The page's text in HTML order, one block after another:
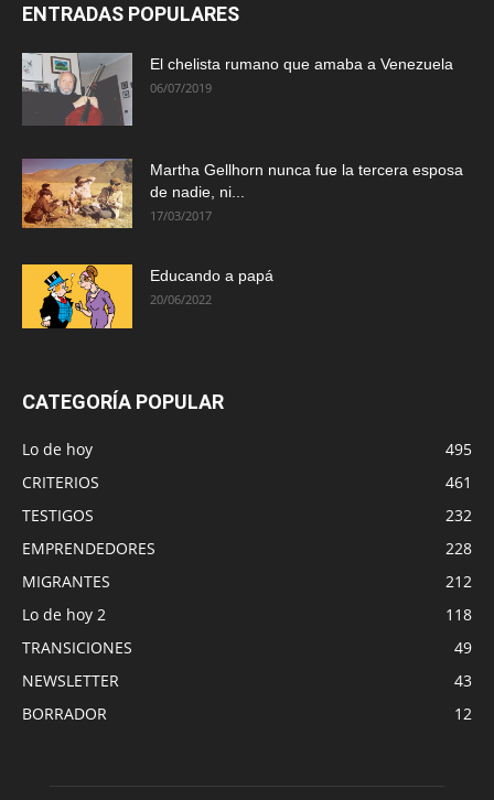
ENTRADAS POPULARES
El chelista rumano que amaba a Venezuela
06/07/2019
Martha Gellhorn nunca fue la tercera esposa
de nadie, ni...
17/03/2017
Educando a papá
20/06/2022
CATEGORÍA POPULAR
Lo de hoy
495
CRITERIOS
461
TESTIGOS
232
EMPRENDEDORES
228
MIGRANTES
212
Lo de hoy 2
118
TRANSICIONES
49
NEWSLETTER
43
BORRADOR
12